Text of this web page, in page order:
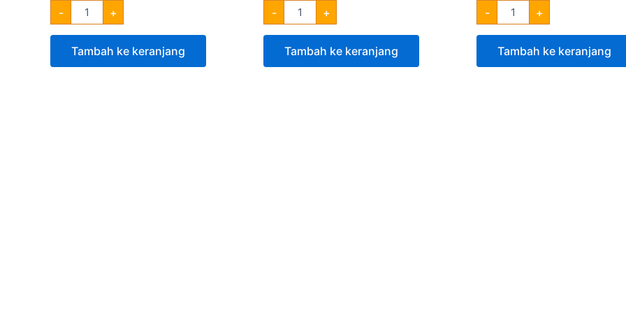
- +
Tambah ke keranjang
- +
Tambah ke keranjang
- +
Tambah ke keranjang